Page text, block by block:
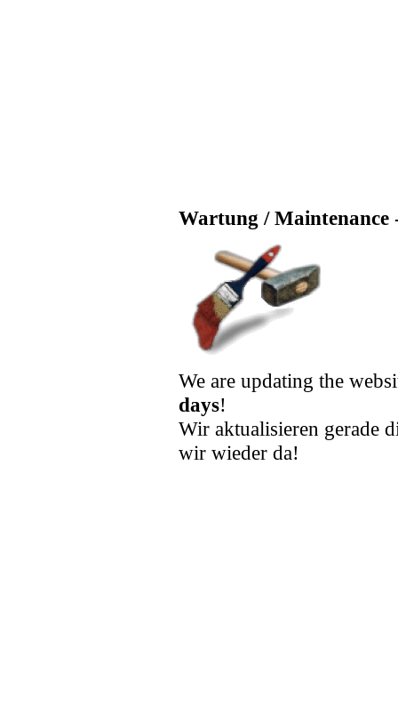
Wartung / Maintenance
We are updating the
days!
Wir aktualisieren gerade
wir wieder da!